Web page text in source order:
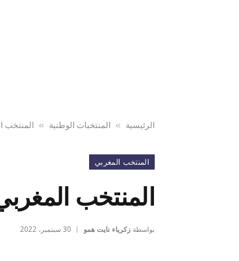
الرئيسية » المنتخبات الوطنية » المنتخب
المنتخب المغربي
المنتخب
بواسطة زكرياء نايت همو 30 سبتمبر، 2022